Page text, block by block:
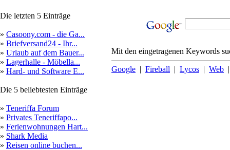
Die letzten 5 Einträge
» Casoony.com - die Ga...
» Briefversand24 - Ihr...
» Urlaub auf dem Bauer...
» Lagerhalle - Möbella...
» Hard- und Software E...
Die 5 beliebtesten Einträge
» Teneriffa Forum
» Privates Teneriffapo...
» Ferienwohnungen Hart...
» Shark Media
» Reisen online buchen...
Mit den eingetragenen Keywords
Google | Fireball | Lycos | Web